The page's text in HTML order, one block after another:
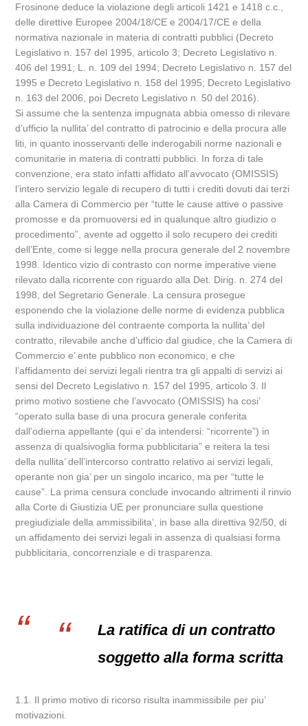
Frosinone deduce la violazione degli articoli 1421 e 1418 c.c.,
delle direttive Europee 2004/18/CE e 2004/17/CE e della
normativa nazionale in materia di contratti pubblici (Decreto
Legislativo n. 157 del 1995, articolo 3; Decreto Legislativo n.
406 del 1991; L. n. 109 del 1994; Decreto Legislativo n. 157 del
1995 e Decreto Legislativo n. 158 del 1995; Decreto Legislativo
n. 163 del 2006, poi Decreto Legislativo n. 50 del 2016).
Si assume che la sentenza impugnata abbia omesso di rilevare
d’ufficio la nullita’ del contratto di patrocinio e della procura alle
liti, in quanto inosservanti delle inderogabili norme nazionali e
comunitarie in materia di contratti pubblici. In forza di tale
convenzione, era stato infatti affidato all’avvocato (OMISSIS)
l’intero servizio legale di recupero di tutti i crediti dovuti dai terzi
alla Camera di Commercio per “tutte le cause attive o passive
promosse e da promuoversi ed in qualunque altro giudizio o
procedimento”, avente ad oggetto il solo recupero dei crediti
dell’Ente, come si legge nella procura generale del 2 novembre
1998. Identico vizio di contrasto con norme imperative viene
rilevato dalla ricorrente con riguardo alla Det. Dirig. n. 274 del
1998, del Segretario Generale. La censura prosegue
esponendo che la violazione delle norme di evidenza pubblica
sulla individuazione del contraente comporta la nullita’ del
contratto, rilevabile anche d’ufficio dal giudice, che la Camera di
Commercio e’ ente pubblico non economico, e che
l’affidamento dei servizi legali rientra tra gli appalti di servizi ai
sensi del Decreto Legislativo n. 157 del 1995, articolo 3. Il
primo motivo sostiene che l’avvocato (OMISSIS) ha cosi’
“operato sulla base di una procura generale conferita
dall’odierna appellante (qui e’ da intendersi: “ricorrente”) in
assenza di qualsivoglia forma pubblicitaria” e reitera la tesi
della nullita’ dell’intercorso contratto relativo ai servizi legali,
operante non gia’ per un singolo incarico, ma per “tutte le
cause”. La prima censura conclude invocando altrimenti il rinvio
alla Corte di Giustizia UE per pronunciare sulla questione
pregiudiziale della ammissibilita’, in base alla direttiva 92/50, di
un affidamento dei servizi legali in assenza di qualsiasi forma
pubblicitaria, concorrenziale e di trasparenza.
La ratifica di un contratto
soggetto alla forma scritta
1.1. Il primo motivo di ricorso risulta inammissibile per piu’
motivazioni.